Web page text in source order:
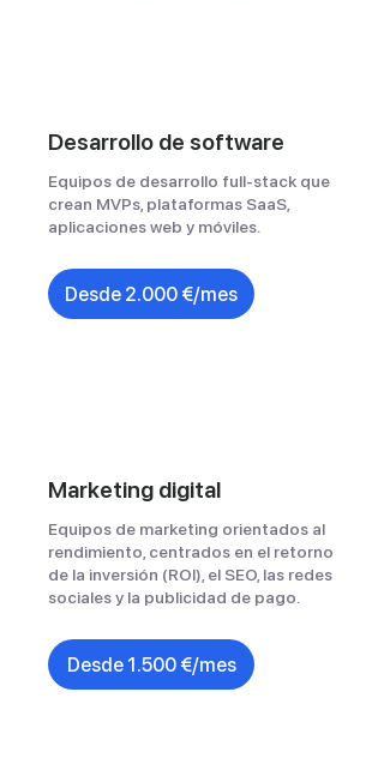
Desarrollo de software
Equipos de desarrollo full-stack que
crean MVPs, plataformas SaaS,
aplicaciones web y móviles.
Desde 2.000 €/mes
Marketing digital
Equipos de marketing orientados al
rendimiento, centrados en el retorno
de la inversión (ROI), el SEO, las redes
sociales y la publicidad de pago.
Desde 1.500 €/mes